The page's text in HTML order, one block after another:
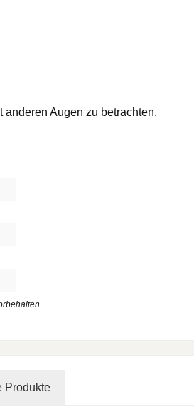
anderen Augen zu betrachten.
Produkte